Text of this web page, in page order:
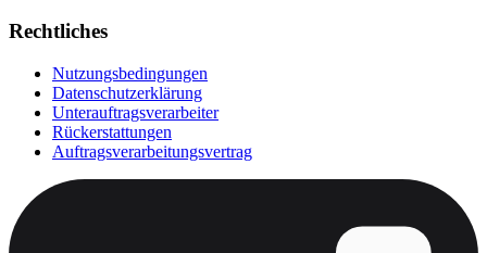
Rechtliches
Nutzungsbedingungen
Datenschutzerklärung
Unterauftragsverarbeiter
Rückerstattungen
Auftragsverarbeitungsvertrag